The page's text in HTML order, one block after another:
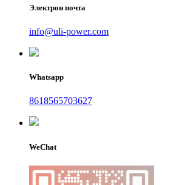
Электрон почта
info@uli-power.com
Whatsapp
8618565703627
WeChat